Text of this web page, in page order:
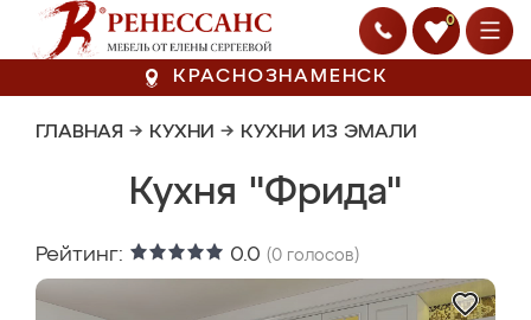
0
КРАСНОЗНАМЕНСК
ГЛАВНАЯ → КУХНИ → КУХНИ ИЗ ЭМАЛИ
Кухня "Фрида"
Рейтинг: 0.0 (0 голосов)